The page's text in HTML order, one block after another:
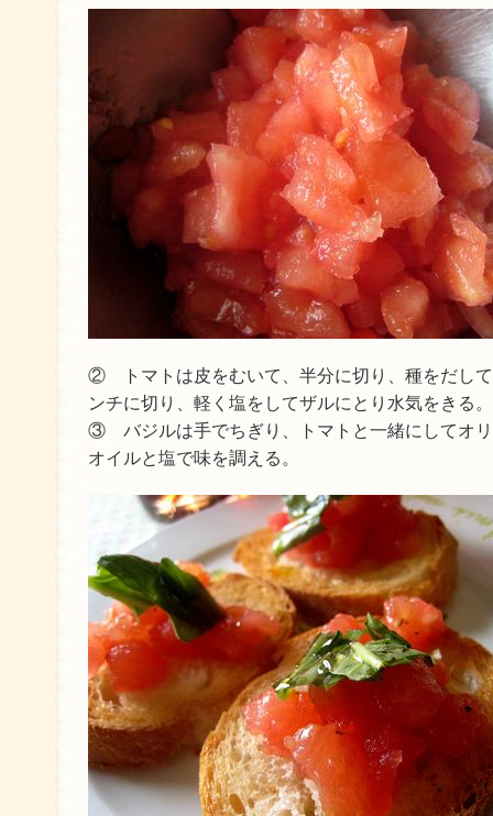
② トマトは皮をむいて、半分に切り、種をだし
ンチに切り、軽く塩をしてザルにとり水気をきる。
③ バジルは手でちぎり、トマトと一緒にしてオ
オイルと塩で味を調える。